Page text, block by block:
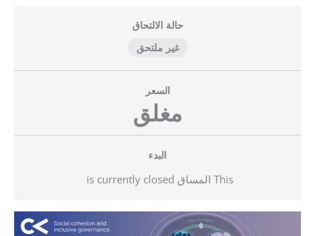
حالة الالتحاق
غير ملتحق
السعر
مغلق
البدء
This المساق is currently closed